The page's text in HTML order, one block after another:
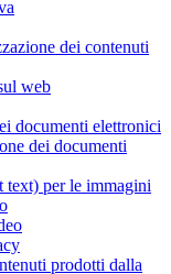
dei contenuti
web
documenti elettronici
dei documenti
text) per le immagini
prodotti dalla